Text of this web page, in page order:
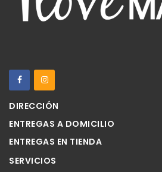
DIRECCIÓN
ENTREGAS A DOMICILIO
ENTREGAS EN TIENDA
SERVICIOS